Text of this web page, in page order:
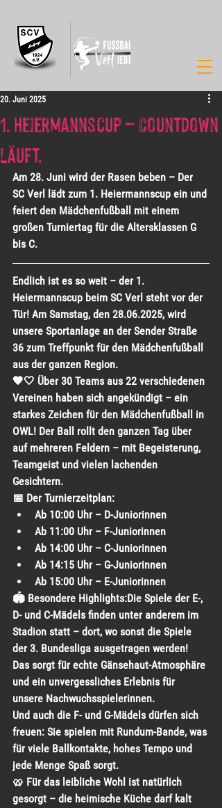
1. Heiermannscup – Countdown
läuft.
20. Juni 2025
Am 28. Juni wird der Rasen beben – Der
SC Verl lädt zum 1. Heiermannscup ein und
feiert den Mädchenfußball mit einem
großen Turniertag für die Altersklassen G
bis C.
Endlich ist es so weit – der 1.
Heiermannscup beim SC Verl steht vor der
Tür! Am Samstag, den 28.06.2025, wird
unsere Sportanlage an der Sender Straße
36 zum Treffpunkt für den Mädchenfußball
aus der ganzen Region.
🖤🤍 Über 30 Teams aus 22 verschiedenen
Vereinen haben sich angekündigt – ein
starkes Zeichen für den Mädchenfußball in
OWL! Der Ball rollt den ganzen Tag über
auf mehreren Feldern – mit Begeisterung,
Teamgeist und vielen lachenden
Gesichtern.
📅 Der Turnierzeitplan:
Ab 10:00 Uhr – D-Juniorinnen
Ab 11:00 Uhr – F-Juniorinnen
Ab 14:00 Uhr – C-Juniorinnen
Ab 14:15 Uhr – G-Juniorinnen
Ab 15:00 Uhr – E-Juniorinnen
🏟️ Besondere Highlights:Die Spiele der E-,
D- und C-Mädels finden unter anderem im
Stadion statt – dort, wo sonst die Spiele
der 3. Bundesliga ausgetragen werden!
Das sorgt für echte Gänsehaut-Atmosphäre
und ein unvergessliches Erlebnis für
unsere Nachwuchsspielerinnen.
Und auch die F- und G-Mädels dürfen sich
freuen: Sie spielen mit Rundum-Bande, was
für viele Ballkontakte, hohes Tempo und
jede Menge Spaß sorgt.
🥨 Für das leibliche Wohl ist natürlich
gesorgt – die heimische Küche darf kalt